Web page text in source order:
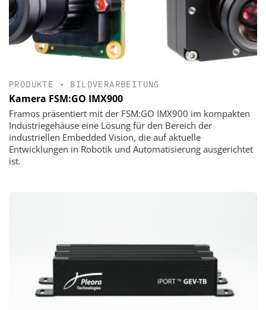
PRODUKTE • BILDVERARBEITUNG
Kamera FSM:GO IMX900
Framos präsentiert mit der FSM:GO IMX900 im kompakten
Industriegehäuse eine Lösung für den Bereich der
industriellen Embedded Vision, die auf aktuelle
Entwicklungen in Robotik und Automatisierung ausgerichtet
ist.